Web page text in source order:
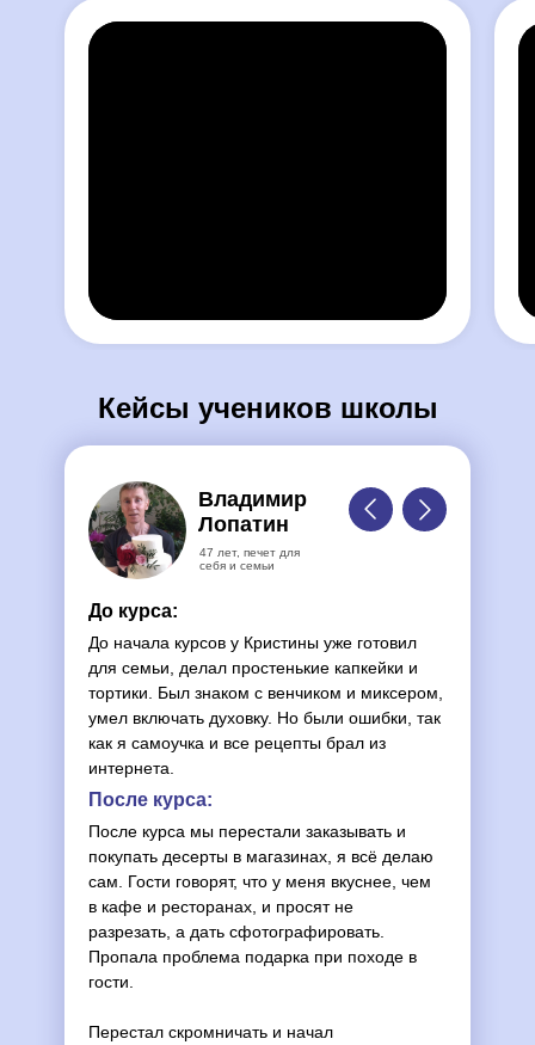
Крем с маслом и сгущенным молоком,
ягодно-кремовый декор
Кейсы учеников школы
Владимир
Лопатин
47 лет, печет для
себя и семьи
До курса:
До начала курсов у Кристины уже готовил
для семьи, делал простенькие капкейки и
тортики. Был знаком с венчиком и миксером,
умел включать духовку. Но были ошибки, так
как я самоучка и все рецепты брал из
интернета.
После курса:
После курса мы перестали заказывать и
покупать десерты в магазинах, я всё делаю
сам. Гости говорят, что у меня вкуснее, чем
в кафе и ресторанах, и просят не
разрезать, а дать сфотографировать.
Пропала проблема подарка при походе в
гости.
Перестал скромничать и начал